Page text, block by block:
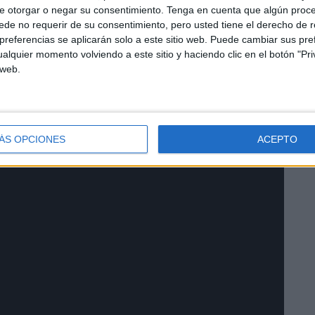
otorgar o negar su consentimiento. Tenga en cuenta que algún
no requerir de su consentimiento, pero usted tiene el derecho de
se aplicarán solo a este sitio web. Puede cambiar sus
momento volviendo a este sitio y haciendo clic en el botón
OPCIONES ACEPTO
participantes en la charla es la actual situación que
de las cuestione importantes para los populares en
que señalaron fue si entendían que la nueva ley
comunidades autónomas.